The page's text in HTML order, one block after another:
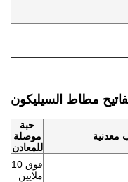
مطاط السيليكون
معدنية
حبة
موصلة
للمعادن
فوق 10
ملايين